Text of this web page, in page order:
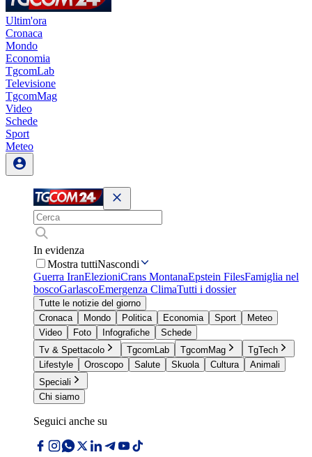
Ultim'ora
Cronaca
Mondo
Economia
TgcomLab
Televisione
TgcomMag
Video
Schede
Sport
Meteo
In evidenza
Mostra tuttiNascondi
Guerra IranElezioniCrans MontanaEpstein FilesFamiglia nel
boscoGarlascoEmergenza ClimaTutti i dossier
Tutte le notizie del giorno
Cronaca
Mondo Politica Economia Sport
Meteo
Video
Foto Infografiche
Schede
Tv & Spettacolo
TgcomLab TgcomMag
TgTech
Lifestyle
Oroscopo Salute Skuola Cultura
Animali
Speciali
Chi siamo
Seguici anche su